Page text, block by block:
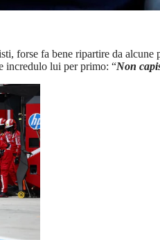
forse fa bene ripartire da alcune
incredulo lui per primo: “Non